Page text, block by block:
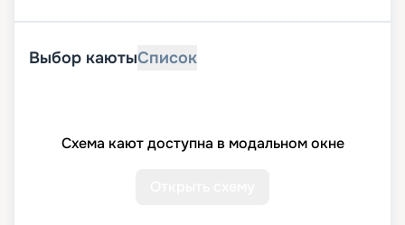
Выбор каютыСписок
Схема кают доступна в модальном окне